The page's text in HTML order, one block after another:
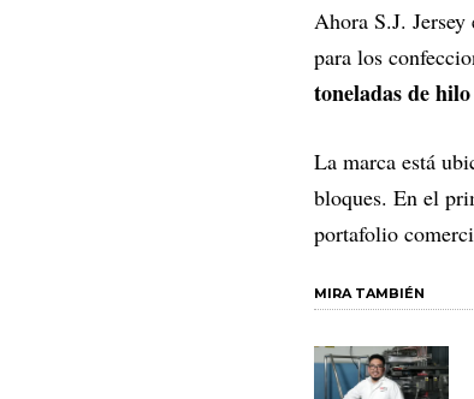
Ahora S.J.
para los
toneladas de
La marca está
bloques. En el
portafolio
MIRA TAMBIÉN